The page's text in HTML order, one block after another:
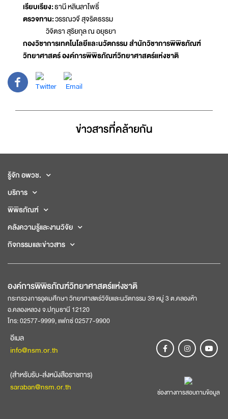
เรียบเรียง:ธานี หลินลาโพธิ์
ตรวจทาน:วรรณวจี สุจริตธรรม
วิจิตรา สุริยกุล ณ อยุธยา
กองวิชาการเทคโนโลยีและนวัตกรรม สำนักวิชาการพิพิธภัณฑ์
วิทยาศาสตร์ องค์การพิพิธภัณฑ์วิทยาศาสตร์แห่งชาติ
ข่าวสารที่่คล้ายกัน
รู้จัก อพวช.
บริการ
พิพิธภัณฑ์
คลังความรู้และงานวิจัย
กิจกรรมและข่าวสาร
องค์การพิพิธภัณฑ์วิทยาศาสตร์แห่งชาติ
กระทรวงการอุดมศึกษา วิทยาศาสตร์วิจัยและนวัตกรรม 39 หมู่ 3 ต.คลองห้า
อ.คลองหลวง จ.ปทุมธานี 12120
โทร: 02577-9999, แฟกซ์ 02577-9900
อีเมล
info@nsm.or.th
(สำหรับรับ-ส่งหนังสือราชการ)
saraban@nsm.or.th
ช่องทางการสอบถามข้อมูล